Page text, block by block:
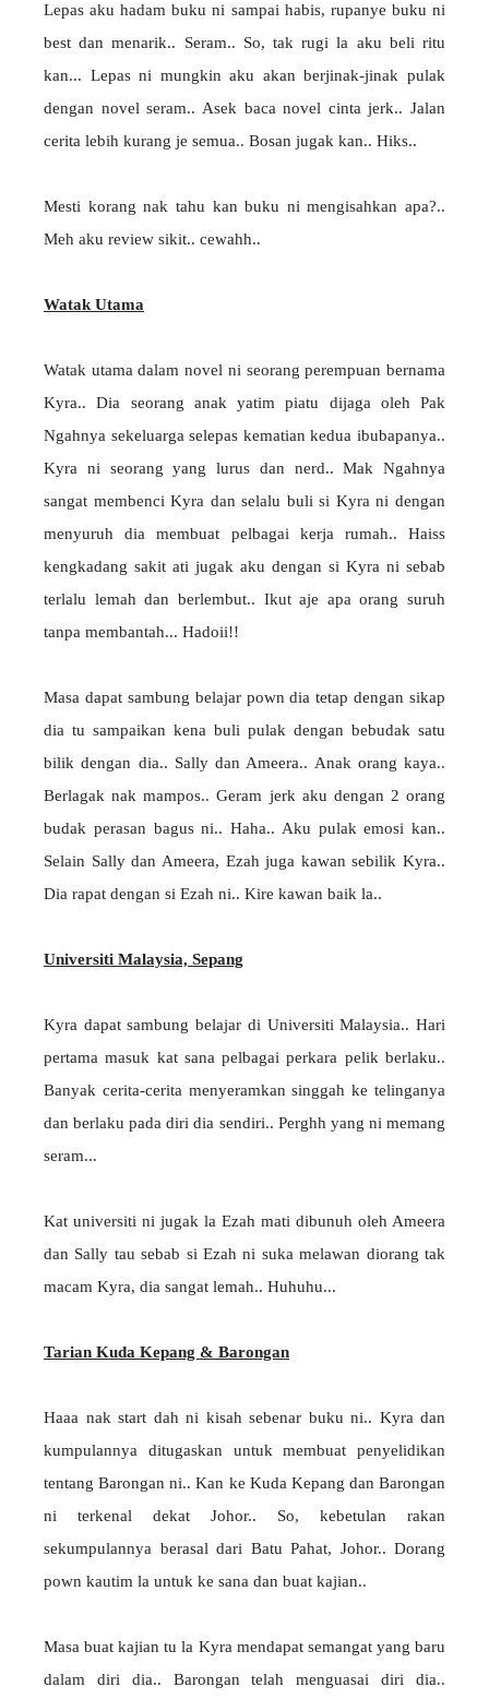
Lepas aku hadam buku ni sampai habis, rupanye buku ni
best dan menarik.. Seram.. So, tak rugi la aku beli ritu
kan... Lepas ni mungkin aku akan berjinak-jinak pulak
dengan novel seram.. Asek baca novel cinta jerk.. Jalan
cerita lebih kurang je semua.. Bosan jugak kan.. Hiks..
Mesti korang nak tahu kan buku ni mengisahkan apa?..
Meh aku review sikit.. cewahh..
Watak Utama
Watak utama dalam novel ni seorang perempuan bernama
Kyra.. Dia seorang anak yatim piatu dijaga oleh Pak
Ngahnya sekeluarga selepas kematian kedua ibubapanya..
Kyra ni seorang yang lurus dan nerd.. Mak Ngahnya
sangat membenci Kyra dan selalu buli si Kyra ni dengan
menyuruh dia membuat pelbagai kerja rumah.. Haiss
kengkadang sakit ati jugak aku dengan si Kyra ni sebab
terlalu lemah dan berlembut.. Ikut aje apa orang suruh
tanpa membantah... Hadoii!!
Masa dapat sambung belajar pown dia tetap dengan sikap
dia tu sampaikan kena buli pulak dengan bebudak satu
bilik dengan dia.. Sally dan Ameera.. Anak orang kaya..
Berlagak nak mampos.. Geram jerk aku dengan 2 orang
budak perasan bagus ni.. Haha.. Aku pulak emosi kan..
Selain Sally dan Ameera, Ezah juga kawan sebilik Kyra..
Dia rapat dengan si Ezah ni.. Kire kawan baik la..
Universiti Malaysia, Sepang
Kyra dapat sambung belajar di Universiti Malaysia.. Hari
pertama masuk kat sana pelbagai perkara pelik berlaku..
Banyak cerita-cerita menyeramkan singgah ke telinganya
dan berlaku pada diri dia sendiri.. Perghh yang ni memang
seram...
Kat universiti ni jugak la Ezah mati dibunuh oleh Ameera
dan Sally tau sebab si Ezah ni suka melawan diorang tak
macam Kyra, dia sangat lemah.. Huhuhu...
Tarian Kuda Kepang & Barongan
Haaa nak start dah ni kisah sebenar buku ni.. Kyra dan
kumpulannya ditugaskan untuk membuat penyelidikan
tentang Barongan ni.. Kan ke Kuda Kepang dan Barongan
ni terkenal dekat Johor.. So, kebetulan rakan
sekumpulannya berasal dari Batu Pahat, Johor.. Dorang
pown kautim la untuk ke sana dan buat kajian..
Masa buat kajian tu la Kyra mendapat semangat yang baru
dalam diri dia.. Barongan telah menguasai diri dia..